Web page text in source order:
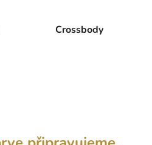
Crossbody